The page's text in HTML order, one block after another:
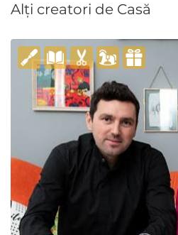
Alți creatori de Casă